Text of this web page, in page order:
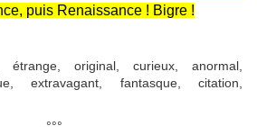
puis Renaissance ! Bigre !
original, curieux, anormal,
extravagant, fantasque, citation,
°°°